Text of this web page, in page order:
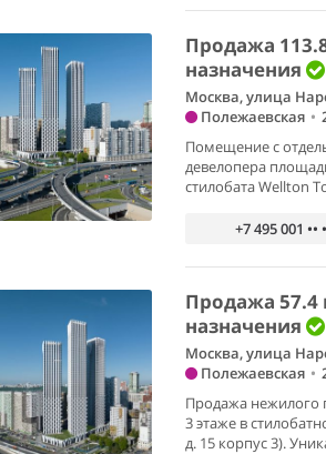
Продажа
назначения
Москва, улица
Полежаевская •
Помещение с
девелопера
стилобата Wellton
+7 495 001 ••
Продажа 57.4
назначения
Москва, улица
Полежаевская •
Продажа нежилого
3 этаже в
д. 15 корпус 3).